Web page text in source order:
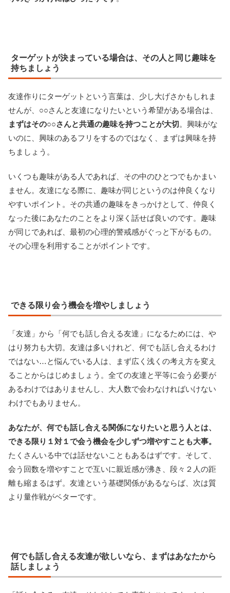
ターゲットが決まっている場合は、その人と同じ趣味を
持ちましょう
友達作りにターゲットという言葉は、少し大げさかもしれま
せんが、○○さんと友達になりたいという希望がある場合は、
まずはその○○さんと共通の趣味を持つことが大切。興味がな
いのに、興味のあるフリをするのではなく、まずは興味を持
ちましょう。
いくつも趣味がある人であれば、その中のひとつでもかまい
ません。友達になる際に、趣味が同じというのは仲良くなり
やすいポイント。その共通の趣味をきっかけとして、仲良く
なった後にあなたのことをより深く話せば良いのです。趣味
が同じであれば、最初の心理的警戒感がぐっと下がるもの。
その心理を利用することがポイントです。
できる限り会う機会を増やしましょう
「友達」から「何でも話し合える友達」になるためには、や
はり努力も大切。友達は多いけれど、何でも話し合えるわけ
ではない…と悩んでいる人は、まず広く浅くの考え方を変え
ることからはじめましょう。全ての友達と平等に会う必要が
あるわけではありませんし、大人数で会わなければいけない
わけでもありません。
あなたが、何でも話し合える関係になりたいと思う人とは、
できる限り１対１で会う機会を少しずつ増やすことも大事。
たくさんいる中では話せないこともあるはずです。そして、
会う回数を増やすことで互いに親近感が沸き、段々２人の距
離も縮まるはず。友達という基礎関係があるならば、次は質
より量作戦がベターです。
何でも話し合える友達が欲しいなら、まずはあなたから
話しましょう